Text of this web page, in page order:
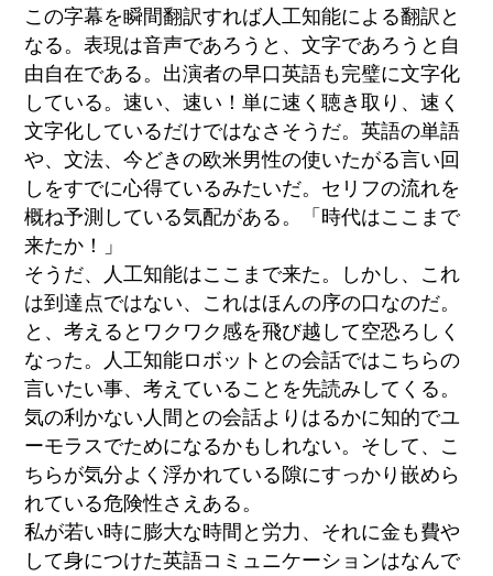
この字幕を瞬間翻訳すれば人工知能による翻訳と
なる。表現は音声であろうと、文字であろうと自
由自在である。出演者の早口英語も完璧に文字化
している。速い、速い！単に速く聴き取り、速く
文字化しているだけではなさそうだ。英語の単語
や、文法、今どきの欧米男性の使いたがる言い回
しをすでに心得ているみたいだ。セリフの流れを
概ね予測している気配がある。「時代はここまで
来たか！」
そうだ、人工知能はここまで来た。しかし、これ
は到達点ではない、これはほんの序の口なのだ。
と、考えるとワクワク感を飛び越して空恐ろしく
なった。人工知能ロボットとの会話ではこちらの
言いたい事、考えていることを先読みしてくる。
気の利かない人間との会話よりはるかに知的でユ
ーモラスでためになるかもしれない。そして、こ
ちらが気分よく浮かれている隙にすっかり嵌めら
れている危険性さえある。
私が若い時に膨大な時間と労力、それに金も費や
して身につけた英語コミュニケーションはなんで